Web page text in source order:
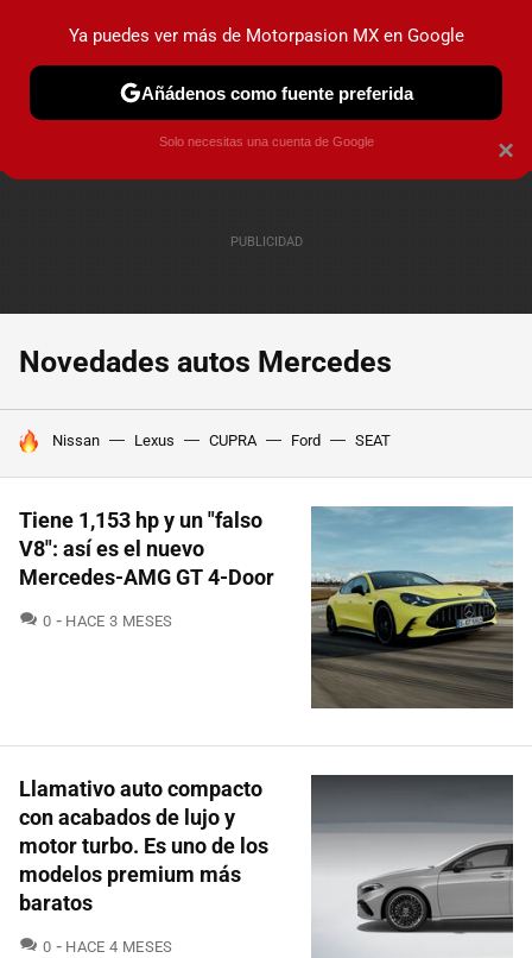
PRUEBAS INDUSTRIA HOY NO CIRCULA
Novedades autos Mercedes
HOY SE HABLA DE
Nissan Lexus CUPRA Ford SEAT
Tiene 1,153 hp y un "falso
V8": así es el nuevo
Mercedes-AMG GT 4-Door
0 COMENTARIOS
HACE 3 MESES
Llamativo auto compacto
con acabados de lujo y
motor turbo. Es uno de los
modelos premium más
baratos
0 COMENTARIOS
HACE 4 MESES
×
Ya puedes ver más de Motorpasion MX en Google
Añádenos como fuente preferida
Solo necesitas una cuenta de Google